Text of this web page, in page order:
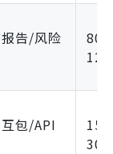
告/风险
包/API